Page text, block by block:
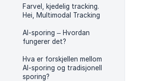
Farvel, kjedelig tracking.
Hei, Multimodal Tracking
AI-sporing – Hvordan
fungerer det?
Hva er forskjellen mellom
AI-sporing og tradisjonell
sporing?